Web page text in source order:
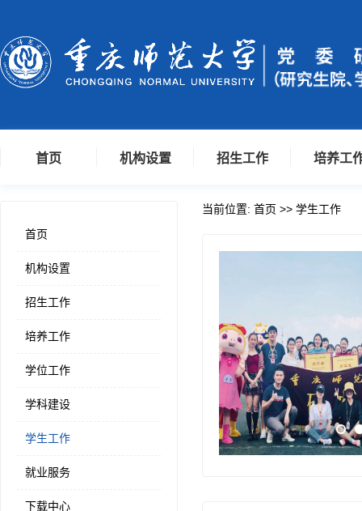
首页 机构设置 招生工作 培养工
首页
机构设置
招生工作
培养工作
学位工作
学科建设
学生工作
就业服务
下载中心
当前位置: 首页 >> 学生工作